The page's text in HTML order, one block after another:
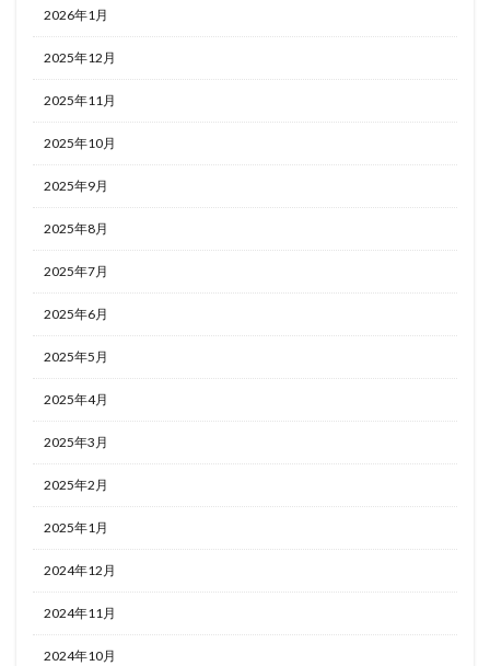
2026年1月
2025年12月
2025年11月
2025年10月
2025年9月
2025年8月
2025年7月
2025年6月
2025年5月
2025年4月
2025年3月
2025年2月
2025年1月
2024年12月
2024年11月
2024年10月